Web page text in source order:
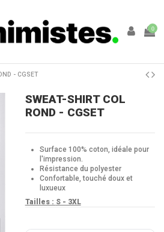
0
- CGSET
SWEAT-SHIRT COL
ROND - CGSET
Surface 100% coton, idéale pour
l'impression.
Résistance du polyester
Confortable, touché doux et
luxueux
Tailles : S - 3XL